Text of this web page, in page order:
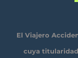
El Viajero
cuya